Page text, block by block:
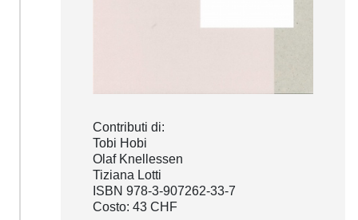
Contributi di:
Tobi Hobi
Olaf Knellessen
Tiziana Lotti
ISBN 978-3-907262-33-7
Costo: 43 CHF